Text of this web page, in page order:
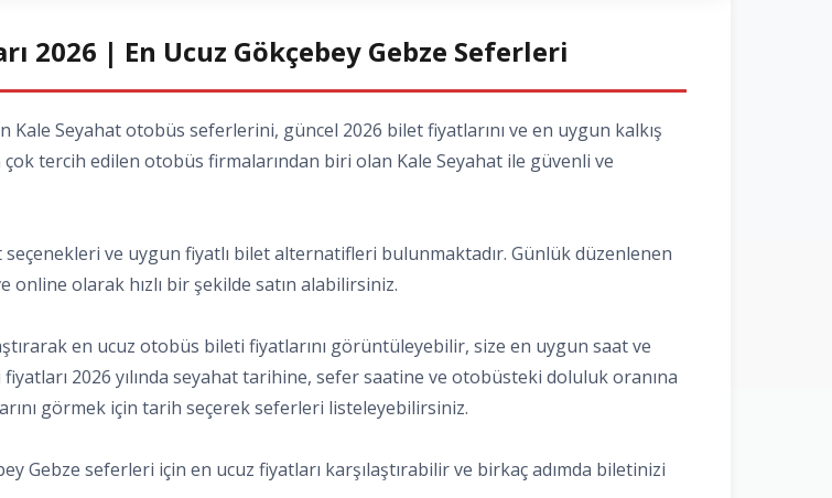
2026 | En Ucuz Gökçebey Gebze Seferleri
Seyahat otobüs seferlerini, güncel 2026 bilet fiyatlarını ve en uygun kalkış
tercih edilen otobüs firmalarından biri olan Kale Seyahat ile güvenli ve
seçenekleri ve uygun fiyatlı bilet alternatifleri bulunmaktadır. Günlük düzenlenen
olarak hızlı bir şekilde satın alabilirsiniz.
en ucuz otobüs bileti fiyatlarını görüntüleyebilir, size en uygun saat ve
2026 yılında seyahat tarihine, sefer saatine ve otobüsteki doluluk oranına
görmek için tarih seçerek seferleri listeleyebilirsiniz.
Gebze seferleri için en ucuz fiyatları karşılaştırabilir ve birkaç adımda biletinizi